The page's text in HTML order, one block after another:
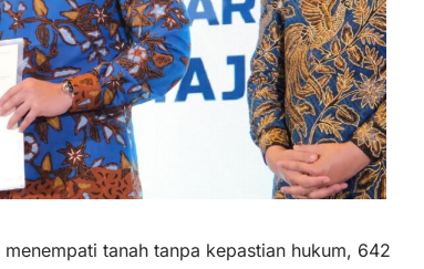
tanah tanpa kepastian hukum, 642